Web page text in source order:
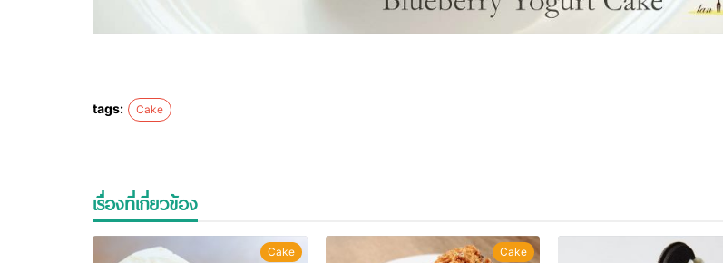
tags: Cake
เรื่องที่เกี่ยวข้อง
Cake Cake